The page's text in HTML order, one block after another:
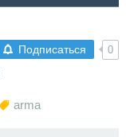
Подписаться 0
arma